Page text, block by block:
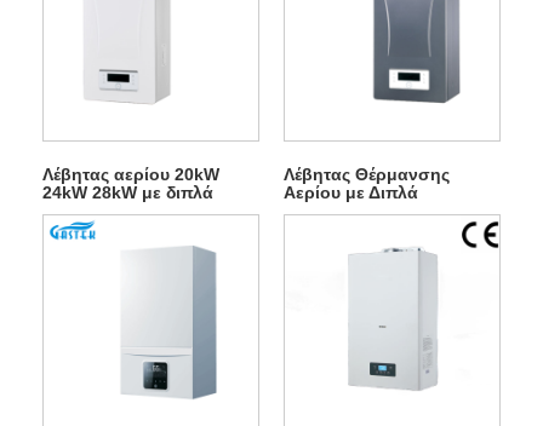
Λέβητας αερίου 20kW
24kW 28kW με διπλά
κυκλώματα
Λέβητας Θέρμανσης
Αερίου με Διπλά
Κυκλώματα για Σπίτι